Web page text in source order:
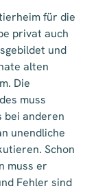
für die
privat auch
und
alten
Die
muss
bei anderen
unendliche
Schon
muss er
Fehler sind